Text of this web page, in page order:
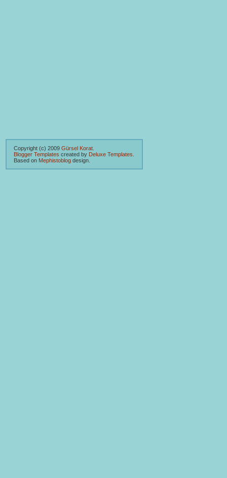
Copyright (c) 2009 Gürsel Korat
Blogger Templates created by Deluxe Templates
Based on Mephistoblog design.